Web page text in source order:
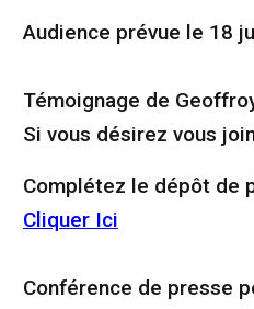
Audience prévue le 18
Témoignage de
Si vous désirez vous
Complétez le dépôt de
Cliquer Ici
Conférence de presse